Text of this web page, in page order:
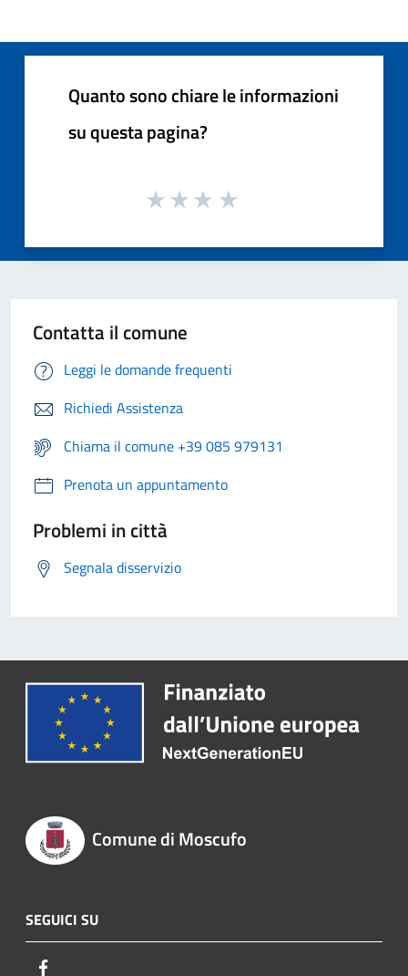
Quanto sono chiare le informazioni
su questa pagina?
Contatta il comune
Leggi le domande frequenti
Richiedi Assistenza
Chiama il comune +39 085 979131
Prenota un appuntamento
Problemi in città
Segnala disservizio
Comune di Moscufo
SEGUICI SU